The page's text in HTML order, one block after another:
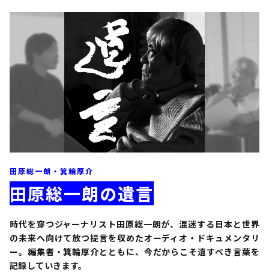
田原総一朗・箕輪厚介
田原総一朗の遺言
時代を穿つジャーナリスト田原総一朗が、混迷する日本と世界
の未来へ向けて放つ提言を収めたオーディオ・ドキュメンタリ
ー。編集者・箕輪厚介とともに、今だからこそ遺すべき言葉を
記録していきます。